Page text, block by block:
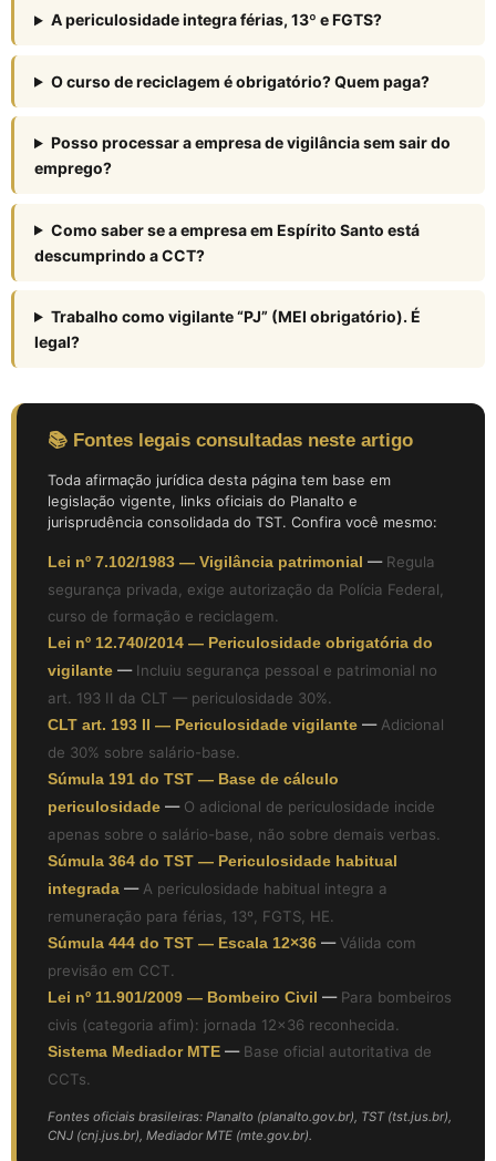
A periculosidade integra férias, 13º e FGTS?
O curso de reciclagem é obrigatório? Quem paga?
Posso processar a empresa de vigilância sem sair do
emprego?
Como saber se a empresa em Espírito Santo está
descumprindo a CCT?
Trabalho como vigilante “PJ” (MEI obrigatório). É
legal?
📚 Fontes legais consultadas neste artigo
Toda afirmação jurídica desta página tem base em
legislação vigente, links oficiais do Planalto e
jurisprudência consolidada do TST. Confira você mesmo:
Lei nº 7.102/1983 — Vigilância patrimonial — Regula
segurança privada, exige autorização da Polícia Federal,
curso de formação e reciclagem.
Lei nº 12.740/2014 — Periculosidade obrigatória do
vigilante — Incluiu segurança pessoal e patrimonial no
art. 193 II da CLT — periculosidade 30%.
CLT art. 193 II — Periculosidade vigilante — Adicional
de 30% sobre salário-base.
Súmula 191 do TST — Base de cálculo
periculosidade — O adicional de periculosidade incide
apenas sobre o salário-base, não sobre demais verbas.
Súmula 364 do TST — Periculosidade habitual
integrada — A periculosidade habitual integra a
remuneração para férias, 13º, FGTS, HE.
Súmula 444 do TST — Escala 12×36 — Válida com
previsão em CCT.
Lei nº 11.901/2009 — Bombeiro Civil — Para bombeiros
civis (categoria afim): jornada 12×36 reconhecida.
Sistema Mediador MTE — Base oficial autoritativa de
CCTs.
Fontes oficiais brasileiras: Planalto (planalto.gov.br), TST (tst.jus.br),
CNJ (cnj.jus.br), Mediador MTE (mte.gov.br).